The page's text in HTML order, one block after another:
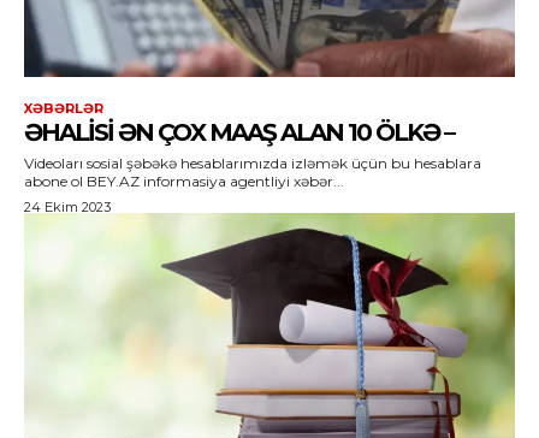
XƏBƏRLƏR
ƏHALISI ƏN ÇOX MAAŞ ALAN 10 ÖLKƏ –
Videoları sosial şəbəkə hesablarımızda izləmək üçün bu hesablara
abone ol BEY.AZ informasiya agentliyi xəbər...
24 Ekim 2023